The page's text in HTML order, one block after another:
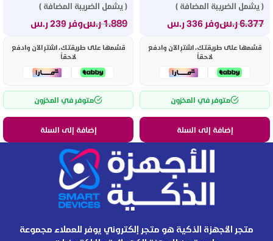
( يشمل الضريبة المضافة )
6.377ر.سوفر 336 ر.س
قسّمها على طريقتك، اشترِ الآن وادفع
لاحقاً
متوفر في المخزون
إضافة إلى السلة
( يشمل الضريبة المضافة )
1.889ر.سوفر 239 ر.س
قسّمها على طريقتك، اشترِ الآن وادفع
لاحقاً
متوفر في المخزون
إضافة إلى السلة
متجر الأجهزة الذكية هو متجر إلكتروني يوفر للعملاء مجموعة